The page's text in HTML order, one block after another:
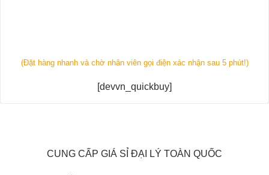
(Đặt hàng nhanh và chờ nhân viên gọi điện xác nhận sau 5 phút!)
[devvn_quickbuy]
CUNG CẤP GIÁ SỈ ĐẠI LÝ TOÀN QUỐC